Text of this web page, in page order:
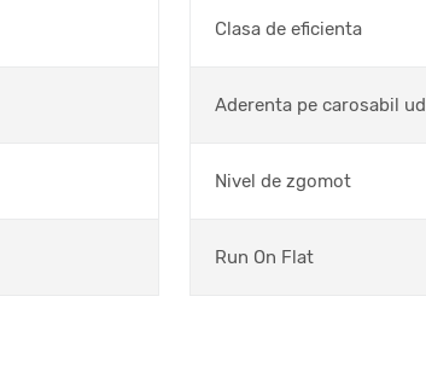
Clasa de eficienta
Aderenta pe carosabil ud
Nivel de zgomot
Run On Flat